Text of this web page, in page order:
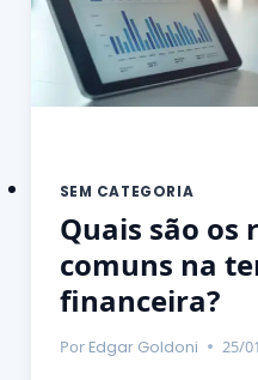
SEM CATEGORIA
Quais são os
comuns na
financeira?
Por Edgar Goldoni 25/